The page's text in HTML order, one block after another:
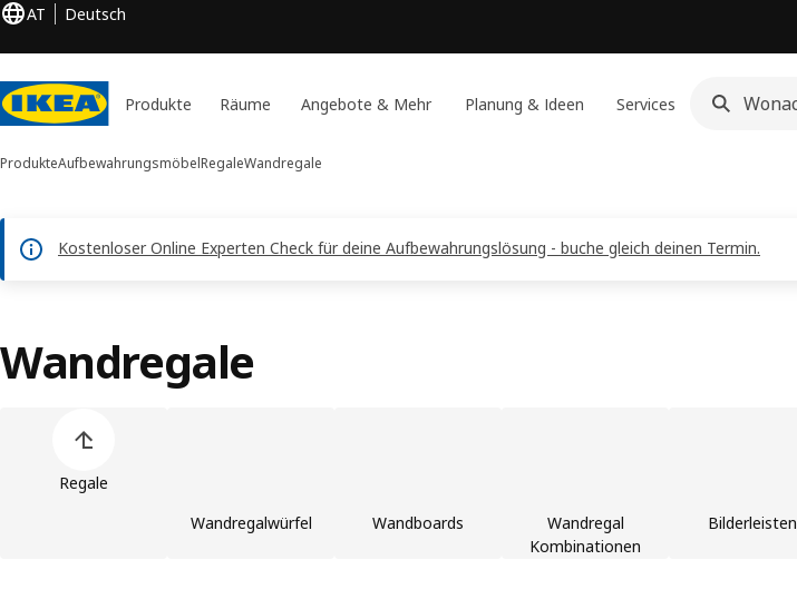
AT Deutsch
Produkte Räume Angebote & Mehr Planung & Ideen Services
ProdukteAufbewahrungsmöbelRegaleWandregale
Kostenloser Online Experten Check für deine Aufbewahrungslösung - buche gleich deinen Termin.
Wandregale
Regale
Wandregalwürfel
Wandboards
Wandregal
Kombinationen
Bilderleisten